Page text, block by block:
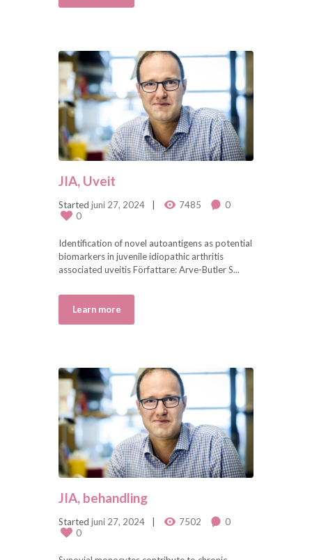
JIA, Uveit
Started juni 27, 2024 7485
0
0
Identification of novel autoantigens as potential
biomarkers in juvenile idiopathic arthritis
associated uveitis Författare: Arve-Butler S...
Learn more
JIA, behandling
Started juni 27, 2024 7502
0
0